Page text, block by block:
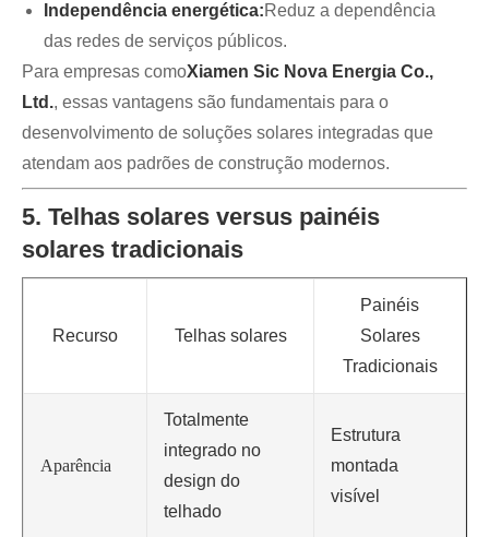
Independência energética:Reduz a dependência
das redes de serviços públicos.
Para empresas comoXiamen Sic Nova Energia Co.,
Ltd., essas vantagens são fundamentais para o
desenvolvimento de soluções solares integradas que
atendam aos padrões de construção modernos.
5. Telhas solares versus painéis
solares tradicionais
Recurso Telhas solares
Painéis
Solares
Tradicionais
Aparência
Totalmente
integrado no
design do
telhado
Estrutura
montada
visível